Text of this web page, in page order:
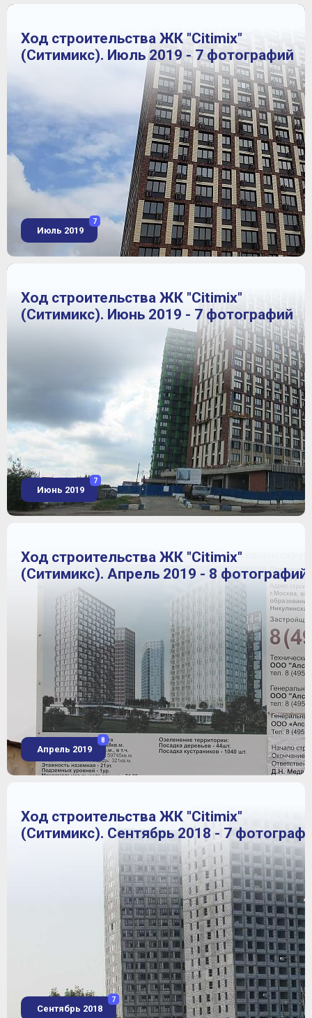
Ход строительства ЖК "Citimix"
(Ситимикс). Июль 2019 - 7 фотографий
Июль 2019
7
Ход строительства ЖК "Citimix"
(Ситимикс). Июнь 2019 - 7 фотографий
Июнь 2019
7
Ход строительства ЖК "Citimix"
(Ситимикс). Апрель 2019 - 8 фотографий
Апрель 2019
8
Ход строительства ЖК "Citimix"
(Ситимикс). Сентябрь 2018 - 7
Сентябрь 2018
7